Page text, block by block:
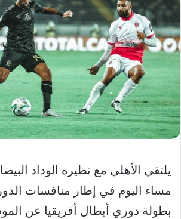
يلتقي الأهلي مع نظيره الوداد
مساء اليوم في إطار منافسات
بطولة دوري أبطال أفريقيا عن